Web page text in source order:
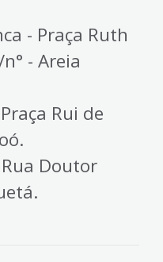
- Praça Ruth
- Areia
Rui de
Doutor